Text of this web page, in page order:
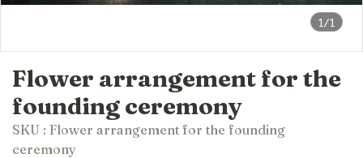
1/1
Flower arrangement for the
founding ceremony
SKU : Flower arrangement for the founding
ceremony